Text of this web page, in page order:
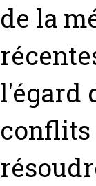
de la
l'égard
conflits